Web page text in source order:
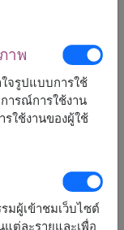
กที่เห็นในรูปบ้าง
รคาม
าพ
ใจรูปแบบการใช้
ารณ์การใช้งาน
รใช้งานของผู้ใช้
มผู้เข้าชมเว็บไซต์
ต่ละรายและเพื่อ